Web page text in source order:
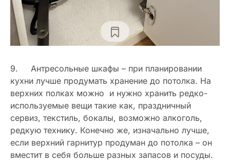
9. Антресольные шкафы – при планировании
кухни лучше продумать хранение до потолка. На
верхних полках можно и нужно хранить редко-
используемые вещи такие как, праздничный
сервиз, текстиль, бокалы, возможно алкоголь,
редкую технику. Конечно же, изначально лучше,
если верхний гарнитур продуман до потолка – он
вместит в себя больше разных запасов и посуды.